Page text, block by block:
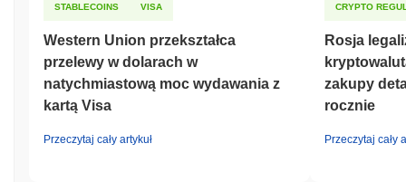
STABLECOINS VISA
Western Union przekształca
przelewy w dolarach w
natychmiastową moc wydawania z
kartą Visa
Przeczytaj cały artykuł
CRYPTO
Rosja
zakupy
rocznie
Przeczytaj cały